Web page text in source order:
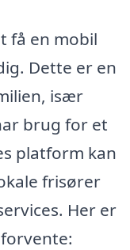
få en mobil
Dette er en
især
brug for et
platform kan
frisører
Her er